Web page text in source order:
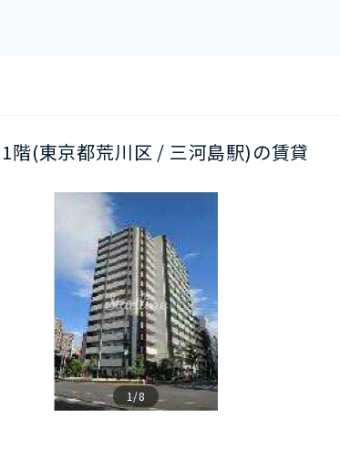
階(東京都荒川区 / 三河島駅)の賃貸
1/8